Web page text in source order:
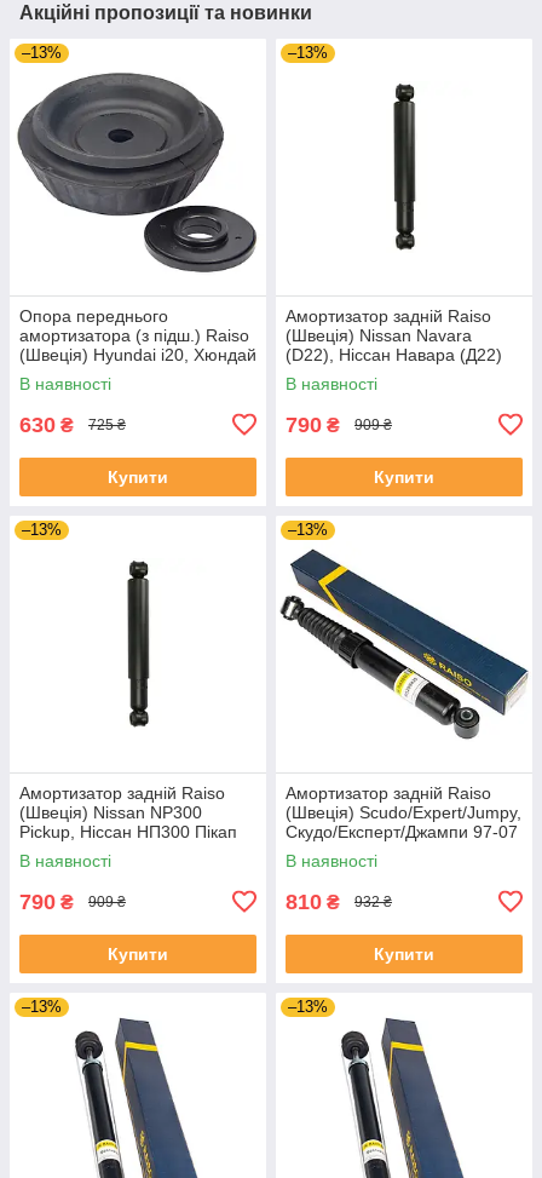
Акційні пропозиції та новинки
–13%
Опора переднього
амортизатора (з підш.) Raiso
(Швеція) Hyundai i20, Хюндай
ай20 08- #RC05818
UAQEDZI4
В наявності
630 ₴ 725 ₴
Купити
–13%
Амортизатор задній Raiso
(Швеція) Nissan Navara
(D22), Ніссан Навара (Д22)
97 - #RS110805 UAMJYLH4
В наявності
790 ₴ 909 ₴
Купити
–13%
Амортизатор задній Raiso
(Швеція) Nissan NP300
Pickup, Ніссан НП300 Пікап
97- #RS110805 UAVZSZJ4
В наявності
790 ₴ 909 ₴
Купити
–13%
Амортизатор задній Raiso
(Швеція) Scudo/Expert/Jumpy,
Скудо/Експерт/Джампи 97-07
#RS280435 UAOFSMB4
В наявності
810 ₴ 932 ₴
Купити
–13% –13%